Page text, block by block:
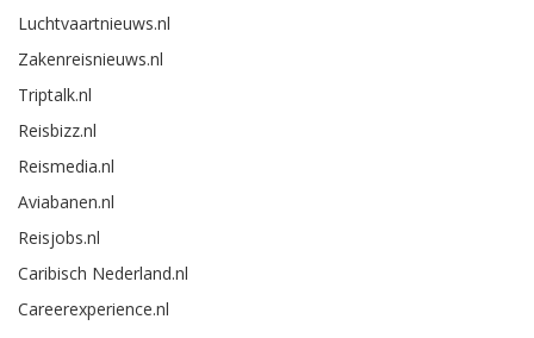
Luchtvaartnieuws.nl
Zakenreisnieuws.nl
Triptalk.nl
Reisbizz.nl
Reismedia.nl
Aviabanen.nl
Reisjobs.nl
Caribisch Nederland.nl
Careerexperience.nl